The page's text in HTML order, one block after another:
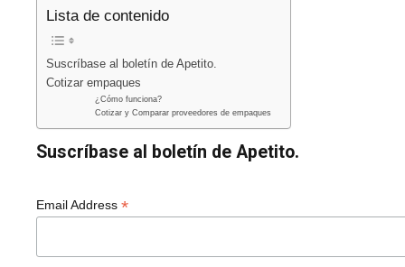
Lista de contenido
Suscríbase al boletín de Apetito.
Cotizar empaques
¿Cómo funciona?
Cotizar y Comparar proveedores de empaques
Suscríbase al boletín de Apetito.
Email Address *